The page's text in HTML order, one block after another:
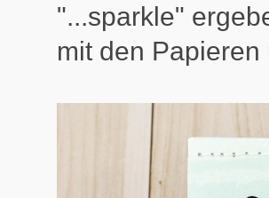
"...sparkle"
mit den